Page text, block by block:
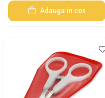
Adauga in cos